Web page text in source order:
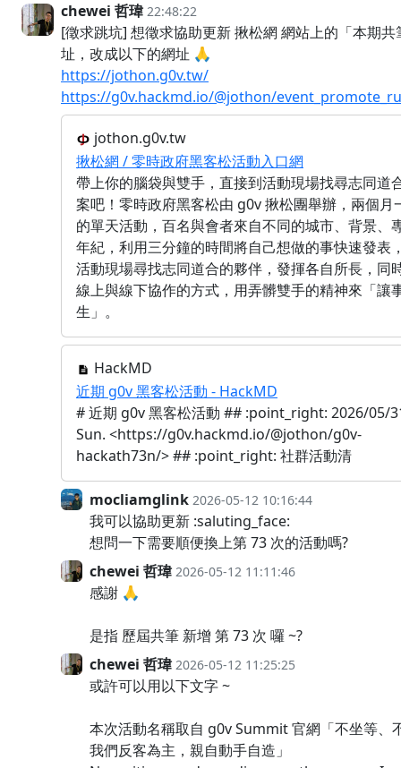
chewei 哲瑋 22:48:22
[徵求跳坑] 想徵求協助更新 揪松網 網站上的「本期共
址，改成以下的網址 🙏
https://jothon.g0v.tw/
https://g0v.hackmd.io/@jothon/
jothon.g0v.tw
揪松網 / 零時政府黑客松活動入口網
帶上你的腦袋與雙手，直接到活動現場找尋志同道
案吧！零時政府黑客松由 g0v 揪松團舉辦，兩個月
的單天活動，百名與會者來自不同的城市、背景、
年紀，利用三分鐘的時間將自己想做的事快速發表
活動現場尋找志同道合的夥伴，發揮各自所長，同
線上與線下協作的方式，用弄髒雙手的精神來「讓
生」。
HackMD
近期 g0v 黑客松活動 - HackMD
# 近期 g0v 黑客松活動 ## :point_right: 2026/05/
Sun. <https://g0v.hackmd.io/@jothon/g0v-
hackath73n/> ## :point_right: 社群活動清
mocliamglink 2026-05-12 10:16:44
我可以協助更新 :saluting_face:
想問一下需要順便換上第 73 次的活動嗎?
chewei 哲瑋 2026-05-12 11:11:46
感謝 🙏
是指 歷屆共筆 新增 第 73 次 囉 ~?
chewei 哲瑋 2026-05-12 11:25:25
或許可以用以下文字 ~
本次活動名稱取自 g0v Summit 官網「不坐等、
我們反客為主，親自動手自造」